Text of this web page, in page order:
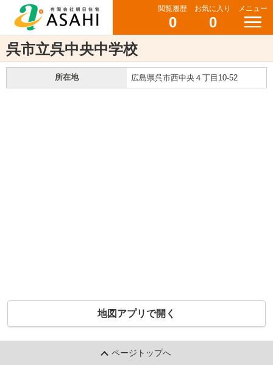
閲覧履歴
0
お気に入り
0
メニュー
呉市立呉中央中学校
所在地 広島県呉市西中央４丁目10-52
地図アプリで開く
ページトップへ